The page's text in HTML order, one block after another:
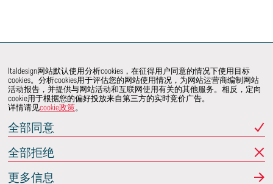
Italdesign网站默认使用分析cookies，在征得用户同意的情况下使用目标
cookies。分析cookies用于评估您的网站使用情况，为网站运营商编制网站
活动报告，并提供与网站活动和互联网使用有关的其他服务。相反，定向
cookie用于根据您的偏好投放来自第三方的实时竞价广告。
详情请见cookie政策。
全部同意
全部拒绝
更多信息